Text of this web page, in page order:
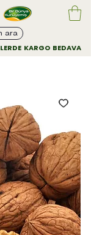
ara
KARGO  BEDAVA